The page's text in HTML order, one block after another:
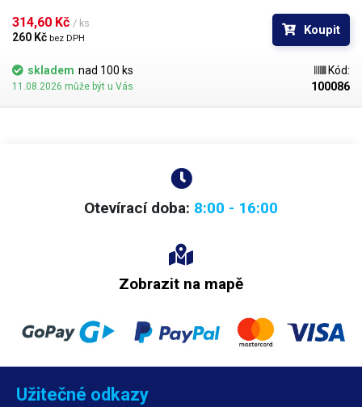
BGA mřížky pro překuličkování. Ampule obsahuje vždy 1000 kusů
kuliček o daném průměru.
314,60 Kč / ks
260 Kč bez DPH
Koupit
skladem nad 100 ks
11.08.2026 může být u Vás
Kód:
100086
Otevírací doba: 8:00 - 16:00
Zobrazit na mapě
Užitečné odkazy